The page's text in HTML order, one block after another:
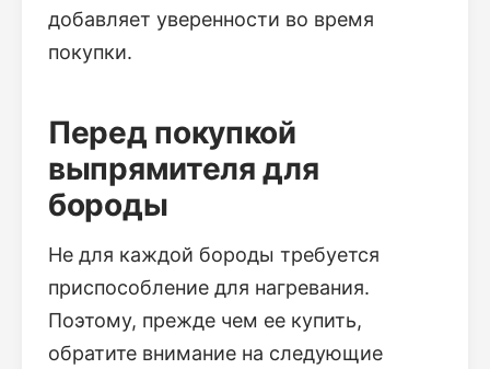
добавляет уверенности во время
покупки.
Перед покупкой
выпрямителя для
бороды
Не для каждой бороды требуется
приспособление для нагревания.
Поэтому, прежде чем ее купить,
обратите внимание на следующие